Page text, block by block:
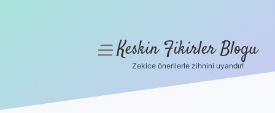
menüyüKeskin Fikirler Blogu
Zekice önerilerle zihnini uyandır!